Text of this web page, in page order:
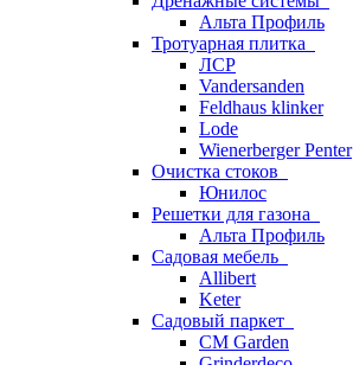
Альта Профиль
Тротуарная плитка
ЛСР
Vandersanden
Feldhaus klinker
Lode
Wienerberger Penter
Очистка стоков
Юнилос
Решетки для газона
Альта Профиль
Садовая мебель
Allibert
Keter
Садовый паркет
CM Garden